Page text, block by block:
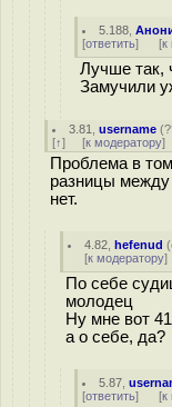
5.188 ,
[ответить] [к
Лучше так,
Замучили
3.81 ,username (
[↑] [к модератору]
Проблема в
разницы
нет.
4.82 ,hefenud (
[к модератору]
По себе
молодец
Ну мне вот
а о себе, да?
5.87 ,
[ответить] [к